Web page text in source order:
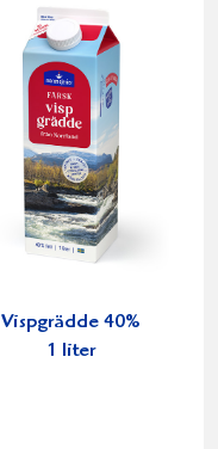
Vispgrädde 40%
1 liter